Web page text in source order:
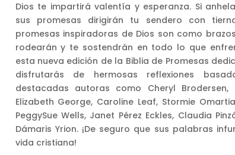
Dios te impartirá valentía y esperanza. Si
sus promesas dirigirán tu sendero con
promesas inspiradoras de Dios son como
rodearán y te sostendrán en todo lo que
esta nueva edición de la Biblia de Promesas
disfrutarás de hermosas reflexiones
destacadas autoras como Cheryl Brodersen,
Elizabeth George, Caroline Leaf, Stormie
PeggySue Wells, Janet Pérez Eckles, Claudia
Dámaris Yrion. ¡De seguro que sus palabras
vida cristiana!